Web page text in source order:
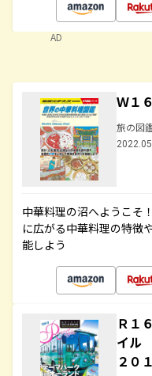
AD
Ｗ１
旅の図
中華料理の沼へようこそ
に広がる中華料理の特徴
能しよう
Ｒ１
イル
２０